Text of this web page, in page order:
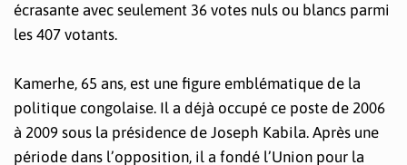
écrasante avec seulement 36 votes nuls ou blancs parmi
les 407 votants.
Kamerhe, 65 ans, est une figure emblématique de la
politique congolaise. Il a déjà occupé ce poste de 2006
à 2009 sous la présidence de Joseph Kabila. Après une
période dans l’opposition, il a fondé l’Union pour la